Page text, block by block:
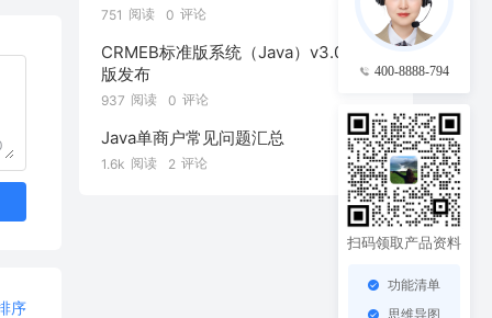
序
751 阅读 0 评论
CRMEB标准版系统（Java）v3.0公测
版发布
937 阅读 0 评论
Java单商户常见问题汇总
1.6k 阅读 2 评论
400-8888-794
扫码领取产品资料
功能清单
思维导图